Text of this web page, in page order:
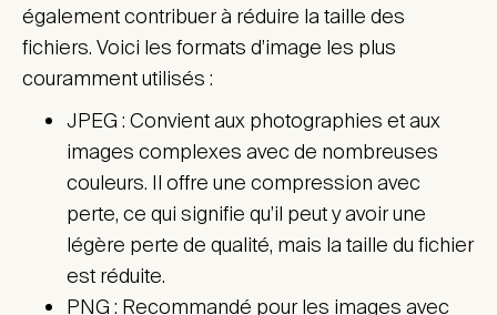
également contribuer à réduire la taille des
fichiers. Voici les formats d’image les plus
couramment utilisés :
JPEG : Convient aux photographies et aux
images complexes avec de nombreuses
couleurs. Il offre une compression avec
perte, ce qui signifie qu’il peut y avoir une
légère perte de qualité, mais la taille du fichier
est réduite.
PNG : Recommandé pour les images avec